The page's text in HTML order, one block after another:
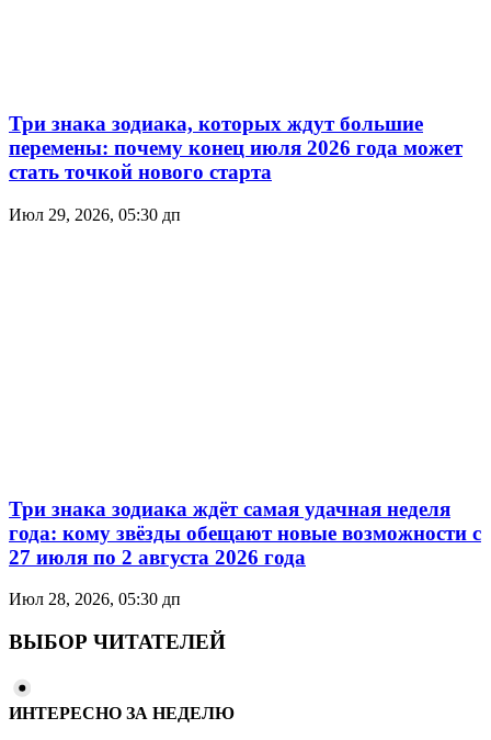
Три знака зодиака, которых ждут большие
перемены: почему конец июля 2026 года может
стать точкой нового старта
Июл 29, 2026, 05:30 дп
Три знака зодиака ждёт самая удачная неделя
года: кому звёзды обещают новые возможности с
27 июля по 2 августа 2026 года
Июл 28, 2026, 05:30 дп
ВЫБОР ЧИТАТЕЛЕЙ
ИНТЕРЕСНО ЗА НЕДЕЛЮ